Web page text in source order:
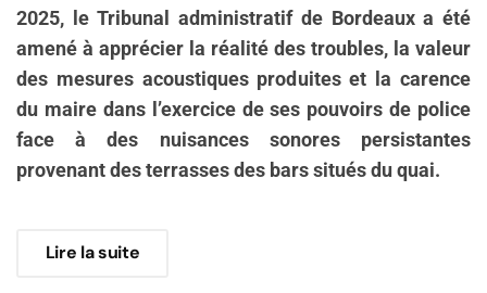
2025, le Tribunal administratif de Bordeaux a été
amené à apprécier la réalité des troubles, la valeur
des mesures acoustiques produites et la carence
du maire dans l’exercice de ses pouvoirs de police
face à des nuisances sonores persistantes
provenant des terrasses des bars situés du quai.
Lire la suite